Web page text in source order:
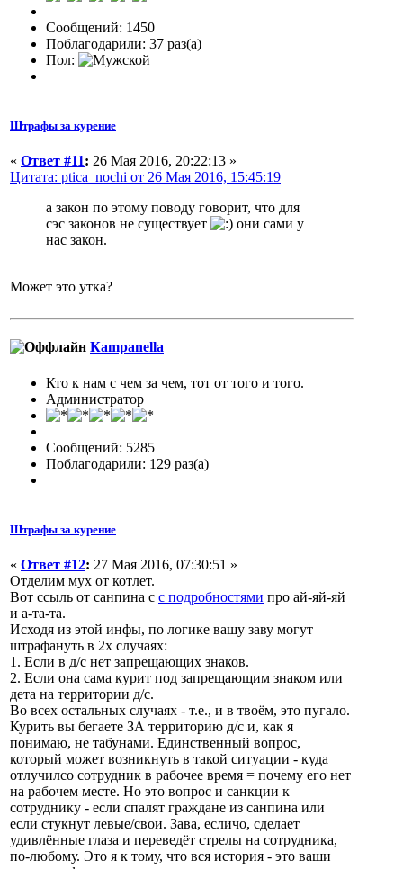
Сообщений: 1450
Поблагодарили: 37 раз(а)
Пол:
Штрафы за курение
« Ответ #11: 26 Мая 2016, 20:22:13 »
Цитата: ptica_nochi от 26 Мая 2016, 15:45:19
а закон по этому поводу говорит, что для
сэс законов не существует
они сами у
нас закон.
Может это утка?
Кampanella
Кто к нам с чем за чем, тот от того и того.
Администратор
Сообщений: 5285
Поблагодарили: 129 раз(а)
Штрафы за курение
« Ответ #12: 27 Мая 2016, 07:30:51 »
Отделим мух от котлет.
Вот ссыль от санпина с с подробностями про ай-яй-яй
и а-та-та.
Исходя из этой инфы, по логике вашу заву могут
штрафануть в 2х случаях:
1. Если в д/с нет запрещающих знаков.
2. Если она сама курит под запрещающим знаком или
дета на территории д/с.
Во всех остальных случаях - т.е., и в твоём, это пугало.
Курить вы бегаете ЗА территорию д/с и, как я
понимаю, не табунами. Единственный вопрос,
который может возникнуть в такой ситуации - куда
отлучилсо сотрудник в рабочее время = почему его нет
на рабочем месте. Но это вопрос и санкции к
сотруднику - если спалят граждане из санпина или
если стукнут левые/свои. Зава, есличо, сделает
удивлённые глаза и переведёт стрелы на сотрудника,
по-любому. Это я к тому, что вся история - это ваши